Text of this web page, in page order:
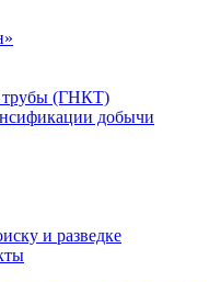
трубы (ГНКТ)
добычи
и разведке